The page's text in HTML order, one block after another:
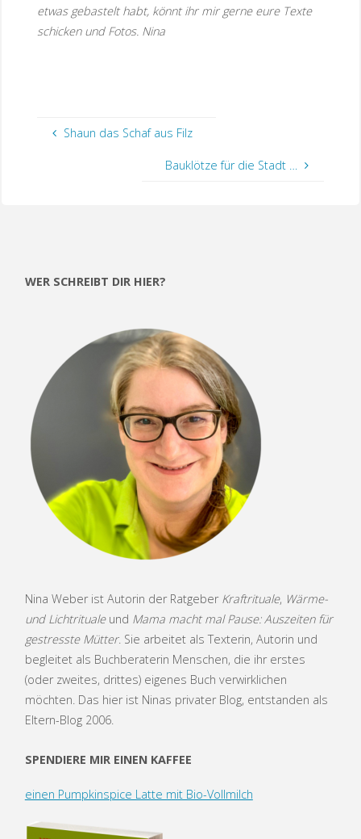
etwas gebastelt habt, könnt ihr mir gerne eure Texte
schicken und Fotos. Nina
Shaun das Schaf aus Filz
Bauklötze für die Stadt …
WER SCHREIBT DIR HIER?
Nina Weber ist Autorin der Ratgeber Kraftrituale, Wärme-
und Lichtritualeund Mama macht mal Pause: Auszeiten für
gestresste Mütter. Sie arbeitet als Texterin, Autorin und
begleitet als Buchberaterin Menschen, die ihr erstes
(oder zweites, drittes) eigenes Buch verwirklichen
möchten. Das hier ist Ninas privater Blog, entstanden als
Eltern-Blog 2006.
SPENDIERE MIR EINEN KAFFEE
einen Pumpkinspice Latte mit Bio-Vollmilch